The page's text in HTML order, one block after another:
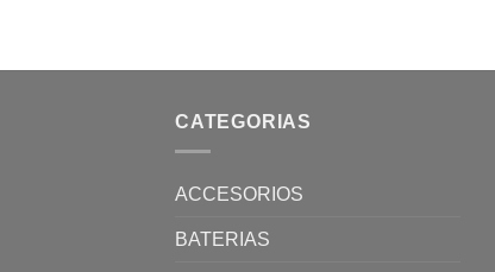
CATEGORIAS
ACCESORIOS
BATERIAS